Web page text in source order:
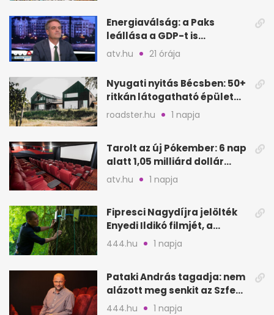
Energiaválság: a Paks
leállása a GDP-t is
megütheti, int az
atv.hu 21 órája
Nyugati nyitás Bécsben: 50+
ritkán látogatható épület
nyílik meg
roadster.hu 1 napja
Tarolt az új Pókember: 6 nap
alatt 1,05 milliárd dollár
bevétel
atv.hu 1 napja
Fipresci Nagydíjra jelölték
Enyedi Ildikó filmjét, a
Csendes barátot
444.hu 1 napja
Pataki András tagadja: nem
alázott meg senkit az Szfe
felvételijén
444.hu 1 napja